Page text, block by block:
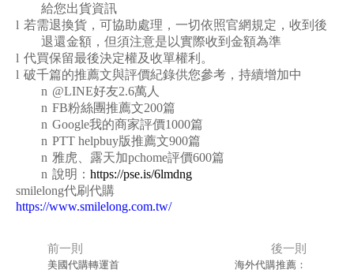
給您出貨資訊
l 若需退換貨，可協助處理，一切依照官網規定，收到後
退還金額，但須注意是以實際收到金額為準
l 代買保留最後決定權及收單權利。
l 破千篇的推薦文與評價紀錄供您參考，持續增加中
n @LINE好友2.6萬人
n FB粉絲團推薦文200篇
n Google我的商家評價1000篇
n PTT helpbuy版推薦文900篇
n 雅虎、露天加pchome評價600篇
n 說明： https://pse.is/6lmdng
smilelong代刷代購
https://www.smilelong.com.tw/
前一則
美國代購轉運首
後一則
海外代購推薦：